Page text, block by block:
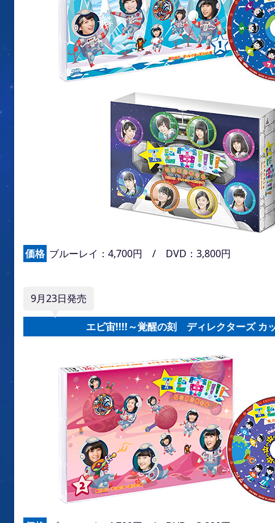
価格 ブルーレイ：4,700円 / DVD：3,800円
9月23日発売
エビ宙!!!!～覚醒の刻 ディレクターズ カ